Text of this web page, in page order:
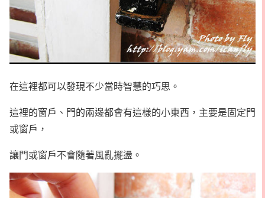
在這裡都可以發現不少當時智慧的巧思。
這裡的窗戶、門的兩邊都會有這樣的小東西，主要是固定門
或窗戶，
讓門或窗戶不會隨著風亂擺盪。